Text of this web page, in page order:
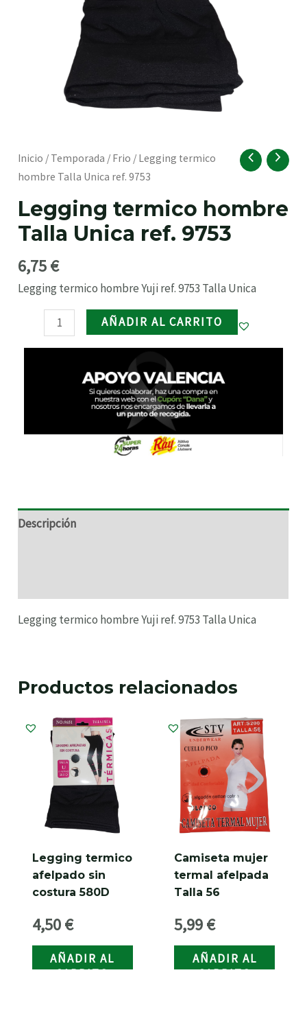
Inicio / Temporada / Frio / Legging termico
hombre Talla Unica ref. 9753
Legging termico hombre
Talla Unica ref. 9753
6,75€
Legging termico hombre Yuji ref. 9753 Talla Unica
Legging
termico
Talla
Unica
9753
cantidad
AÑADIR AL CARRITO
Descripción
Legging termico hombre Yuji ref. 9753 Talla Unica
Productos relacionados
Legging termico
afelpado sin
costura 580D
9651
4,50€
AÑADIR AL
CARRITO
Camiseta mujer
termal afelpada
Talla 56
5,99€
AÑADIR AL
CARRITO